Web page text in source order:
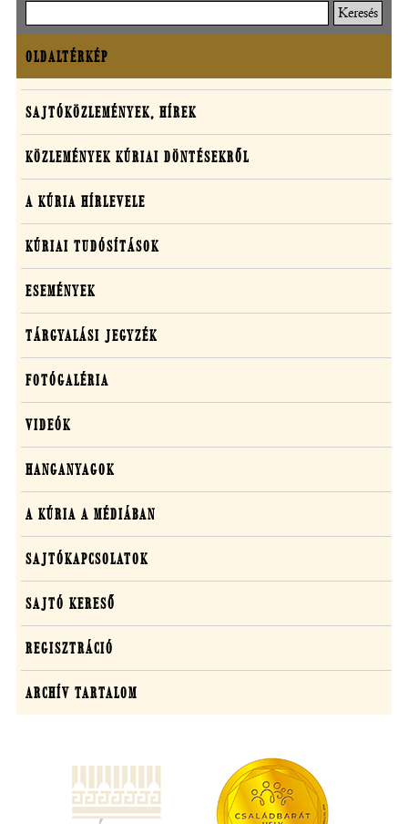
Oldaltérkép
OLDALTÉRKÉP
Sajtó,
közlemények,
média
SAJTÓKÖZLEMÉNYEK, HÍREK
KÖZLEMÉNYEK KÚRIAI DÖNTÉSEKRŐL
A KÚRIA HÍRLEVELE
KÚRIAI TUDÓSÍTÁSOK
ESEMÉNYEK
TÁRGYALÁSI JEGYZÉK
FOTÓGALÉRIA
VIDEÓK
HANGANYAGOK
A KÚRIA A MÉDIÁBAN
SAJTÓKAPCSOLATOK
SAJTÓ KERESŐ
REGISZTRÁCIÓ
ARCHÍV TARTALOM